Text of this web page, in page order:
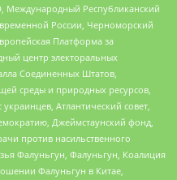
Международный Республиканский
России, Черноморский
Платформа за
центр электоральных
Соединенных Штатов,
среды и природных ресурсов,
Атлантический совет,
Джеймстаунский фонд,
против насильственного
Фалуньгун, Фалуньгун, Коалиция
Фалуньгун в Китае,